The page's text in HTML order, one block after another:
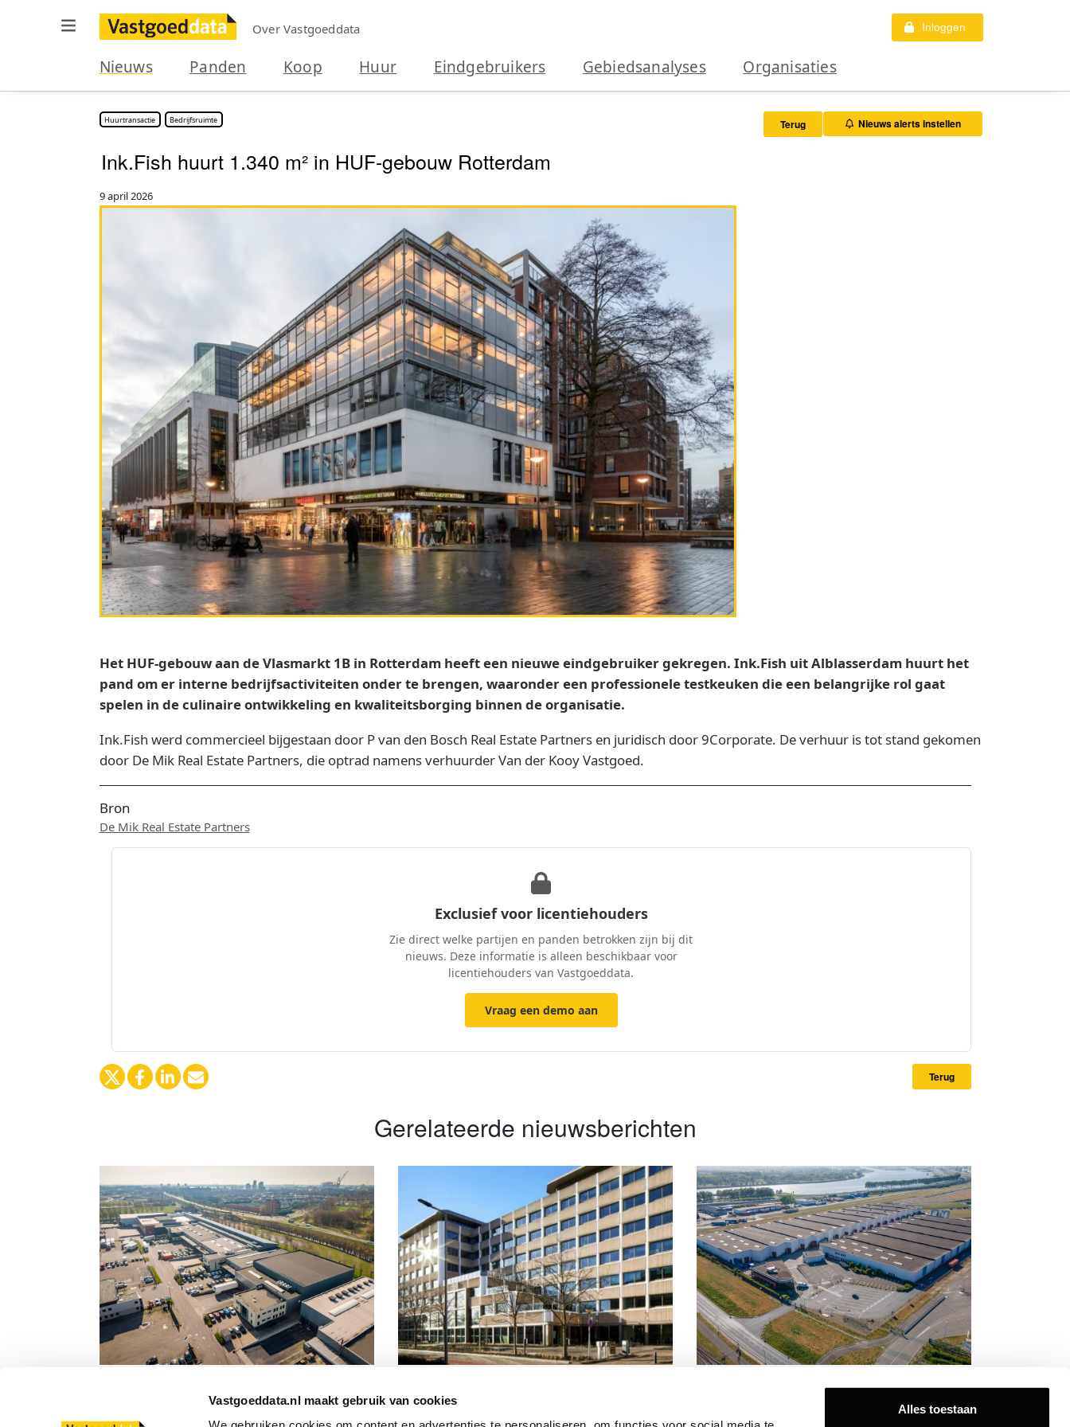
Vastgoeddata.nl maakt gebruik van cookies
Alles toestaan
Over Vastgoeddata Inloggen
Nieuws Panden Koop Huur Eindgebruikers Gebiedsanalyses Organisaties
Huurtransactie Bedrijfsruimte Terug Nieuws alerts instellen
Ink.Fish huurt 1.340 m² in HUF-gebouw Rotterdam
9 april 2026
Het HUF‑gebouw aan de Vlasmarkt 1B in Rotterdam heeft een nieuwe eindgebruiker gekregen. Ink.Fish uit Alblasserdam huurt het
pand om er interne bedrijfsactiviteiten onder te brengen, waaronder een professionele testkeuken die een belangrijke rol gaat
spelen in de culinaire ontwikkeling en kwaliteitsborging binnen de organisatie.
Ink.Fish werd commercieel bijgestaan door P van den Bosch Real Estate Partners en juridisch door 9Corporate. De verhuur is tot stand gekomen
door De Mik Real Estate Partners, die optrad namens verhuurder Van der Kooy Vastgoed.
Bron
De Mik Real Estate Partners
Exclusief voor licentiehouders
Zie direct welke partijen en panden betrokken zijn bij dit
nieuws. Deze informatie is alleen beschikbaar voor
licentiehouders van Vastgoeddata.
Vraag een demo aan
Terug
Gerelateerde nieuwsberichten
verkocht aan twee eindgebruikers
Alexander
B.V.